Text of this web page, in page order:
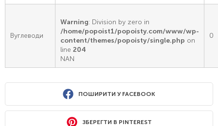
Вуглеводи
Warning: Division by zero in
/home/popoist1/popoisty.com/www/wp-
content/themes/popoisty/single.php on
line 204
NAN
0
ПОШИРИТИ У FACEBOOK
ЗБЕРЕГТИ В PINTEREST